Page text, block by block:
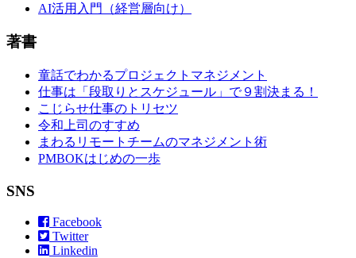
AI活用入門（経営層向け）
著書
童話でわかるプロジェクトマネジメント
仕事は「段取りとスケジュール」で９割決まる！
こじらせ仕事のトリセツ
令和上司のすすめ
まわるリモートチームのマネジメント術
PMBOKはじめの一歩
SNS
Facebook
Twitter
Linkedin